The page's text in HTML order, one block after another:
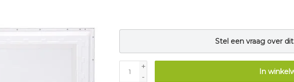
Stel een vraag over
+
-
In